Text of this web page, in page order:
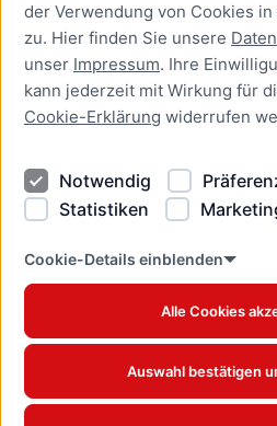
der Verwendung von Cookies
zu. Hier finden Sie unsere
unser Impressum. Ihre
kann jederzeit mit Wirkung für
Cookie-Erklärung widerrufen
Notwendig
Statistiken
Cookie-Details einblenden
Alle Cookies
Auswahl bestätigen
Newsletter Lübeck:kompakt
Kontakt
Kontakt
Datenschutzhinweise
Barrierefreiheit
Cookie Erklärung
www.luebeck.de